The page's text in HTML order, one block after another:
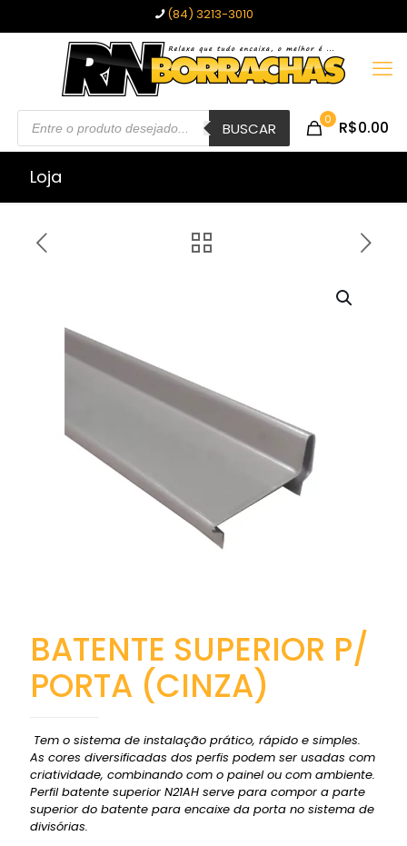
(84) 3213-3010
Pesquisar
produtos BUSCAR 0 R$0.00
Loja
BATENTE SUPERIOR P/
PORTA (CINZA)
Tem o sistema de instalação prático, rápido e simples.
As cores diversificadas dos perfis podem ser usadas com
criatividade, combinando com o painel ou com ambiente.
Perfil batente superior N21AH serve para compor a parte
superior do batente para encaixe da porta no sistema de
divisórias.